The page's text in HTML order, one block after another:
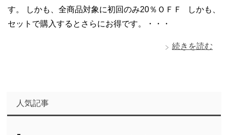
す。 しかも、全商品対象に初回のみ20％ＯＦＦ しかも、
セットで購入するとさらにお得です。・・・
続きを読む
人気記事